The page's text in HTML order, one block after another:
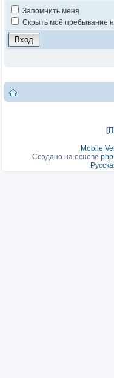
Запомнить меня
Скрыть моё пребывание
[
Mobile
Создано на основе